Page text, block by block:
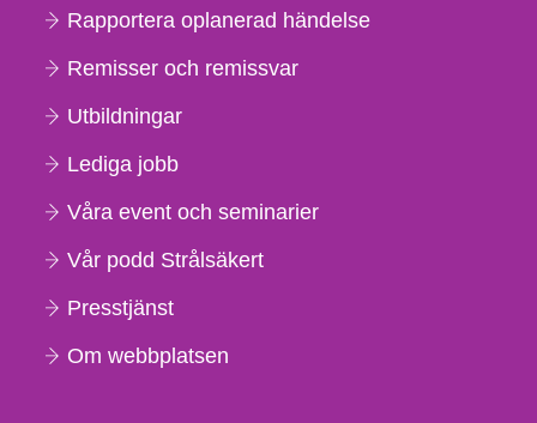
Rapportera oplanerad händelse
Remisser och remissvar
Utbildningar
Lediga jobb
Våra event och seminarier
Vår podd Strålsäkert
Presstjänst
Om webbplatsen